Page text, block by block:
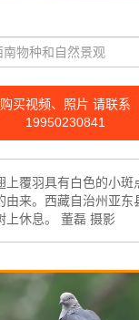
购买视频、照片 请联系
19950230841
上覆羽具有白色的小斑
由来。西藏自治州亚东
上休息。 董磊 摄影